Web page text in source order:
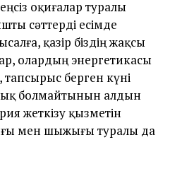
оқиғалар туралы
сәттерді есімде
қазір біздің жақсы
олардың энергетикасы
берген күні
болмайтынын алдын
жеткізу қызметін
мен шыжығы туралы да